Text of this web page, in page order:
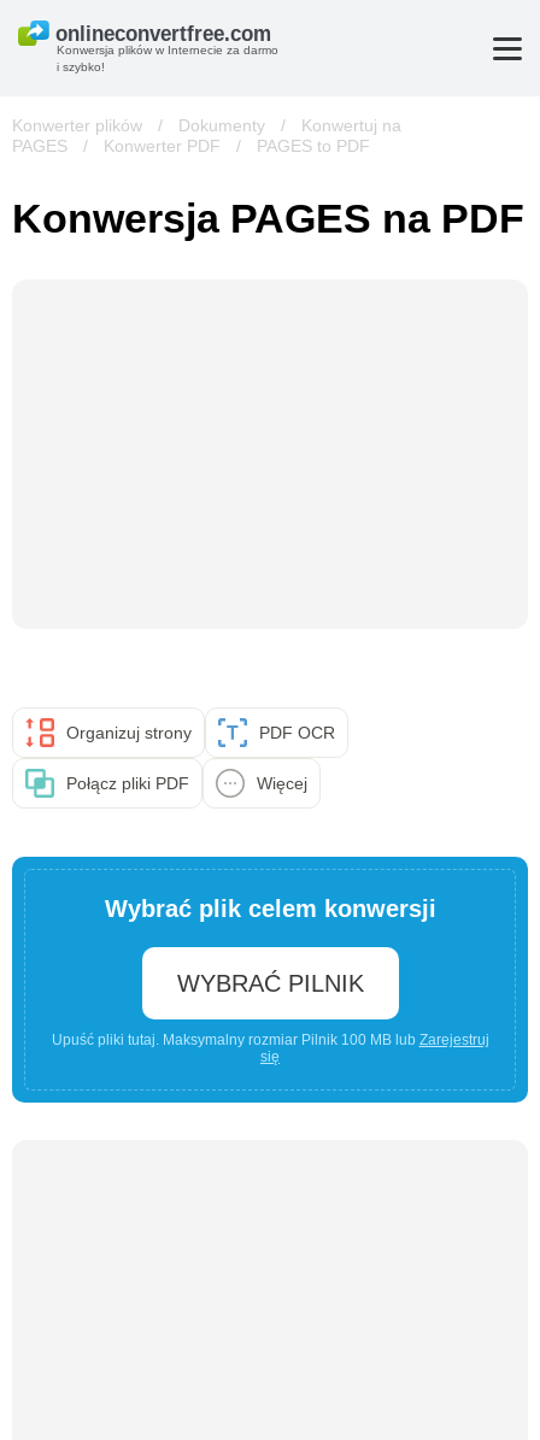
Konwersja plików w Internecie za darmo
i szybko!
Konwerter plików / Dokumenty /
Konwertuj na
PAGES
/ Konwerter PDF / PAGES to PDF
Konwersja PAGES na PDF
Organizuj strony PDF OCR
Połącz pliki PDF Więcej
Wybrać plik celem konwersji
WYBRAĆ PILNIK
Upuść pliki tutaj. Maksymalny rozmiar Pilnik 100 MB lub Zarejestruj
się